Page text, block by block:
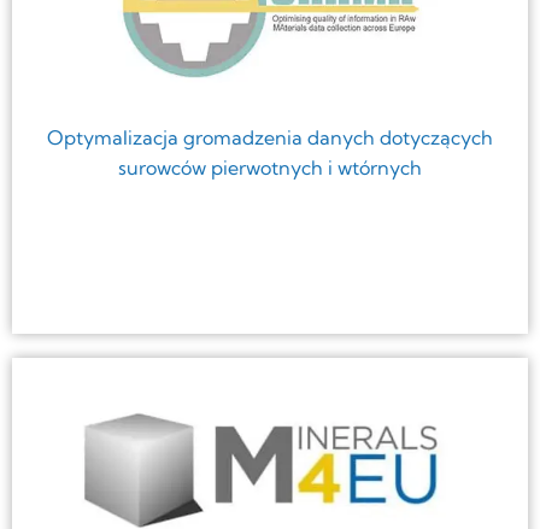
Optymalizacja gromadzenia danych dotyczących
surowców pierwotnych i wtórnych